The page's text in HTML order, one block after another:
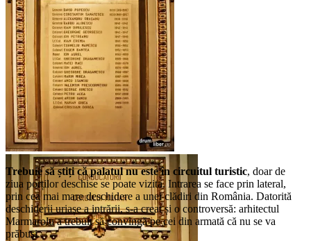
Conducătorii Cercului Militar Național
Trebuie să știți că palatul nu este în circuitul turistic, doar de
ziua porților deschise se poate vizita. Intrarea se face prin lateral,
prin cea mai mare deschidere a unei clădiri din România. Datorită
deschiderii uriașe a intrării, s-a creat și o controversă: arhitectul
Marmarolu a trebuit să convingă pe cei din armată că nu se va
prăbuși.